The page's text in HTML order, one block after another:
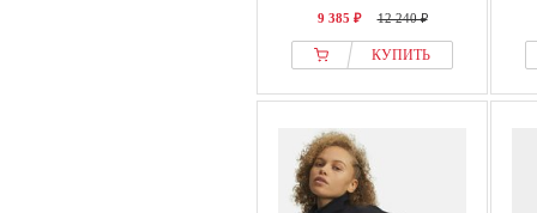
9 385 ₽ 12 240 ₽
КУПИТЬ